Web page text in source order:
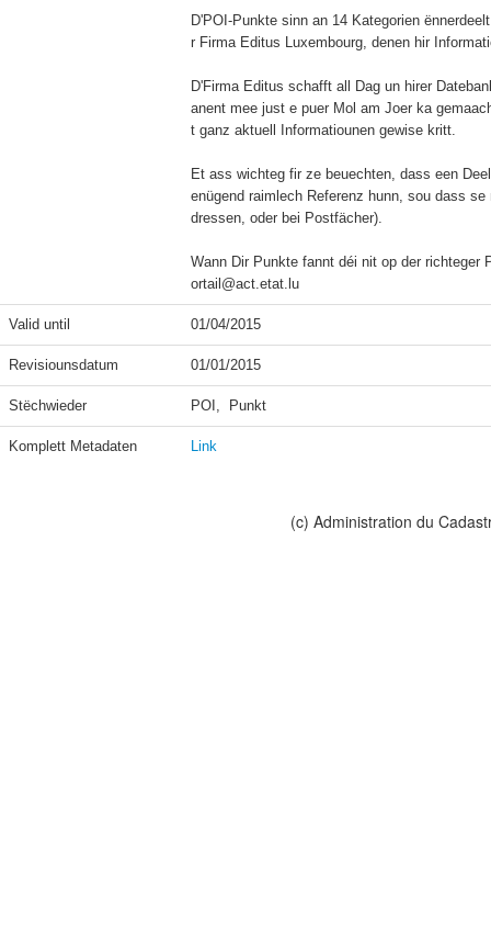
D'POI-Punkte sinn an 14 Kategorien
r Firma Editus Luxembourg, denen hir
D'Firma Editus schafft all Dag un hirer
anent mee just e puer Mol am Joer ka
t ganz aktuell Informatiounen gewise kritt.
Et ass wichteg fir ze beuechten, dass een
enügend raimlech Referenz hunn, sou dass
dressen, oder bei Postfächer).
Wann Dir Punkte fannt déi nit op der
ortail@act.etat.lu
Valid until 01/04/2015
Revisiounsdatum 01/01/2015
Stëchwieder POI,  Punkt
Komplett Metadaten Link
(c) Administration du